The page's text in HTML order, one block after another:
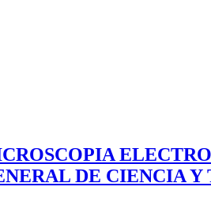
DE CIENCIA Y